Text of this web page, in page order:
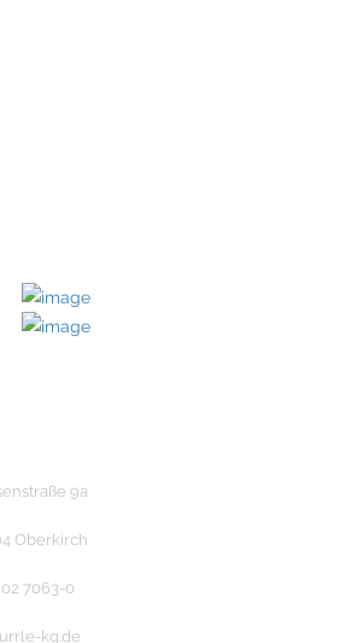
9a
Oberkirch
7063-0
kg.de